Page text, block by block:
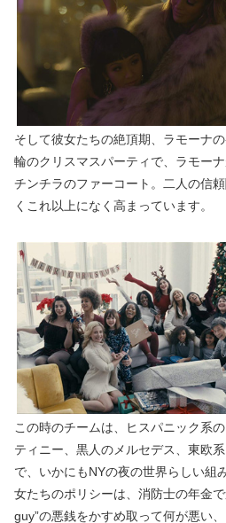
そして彼女たちの絶頂期、ラモーナ
輪のクリスマスパーティで、ラモー
チンチラのファーコート。二人の信
くこれ以上になく高まっています。
この時のチームは、ヒスパニック系
ティニー、黒人のメルセデス、東欧
で、いかにもNYの夜の世界らしい組
女たちのポリシーは、消防士の年金
guy”の悪銭をかすめ取って何が悪い